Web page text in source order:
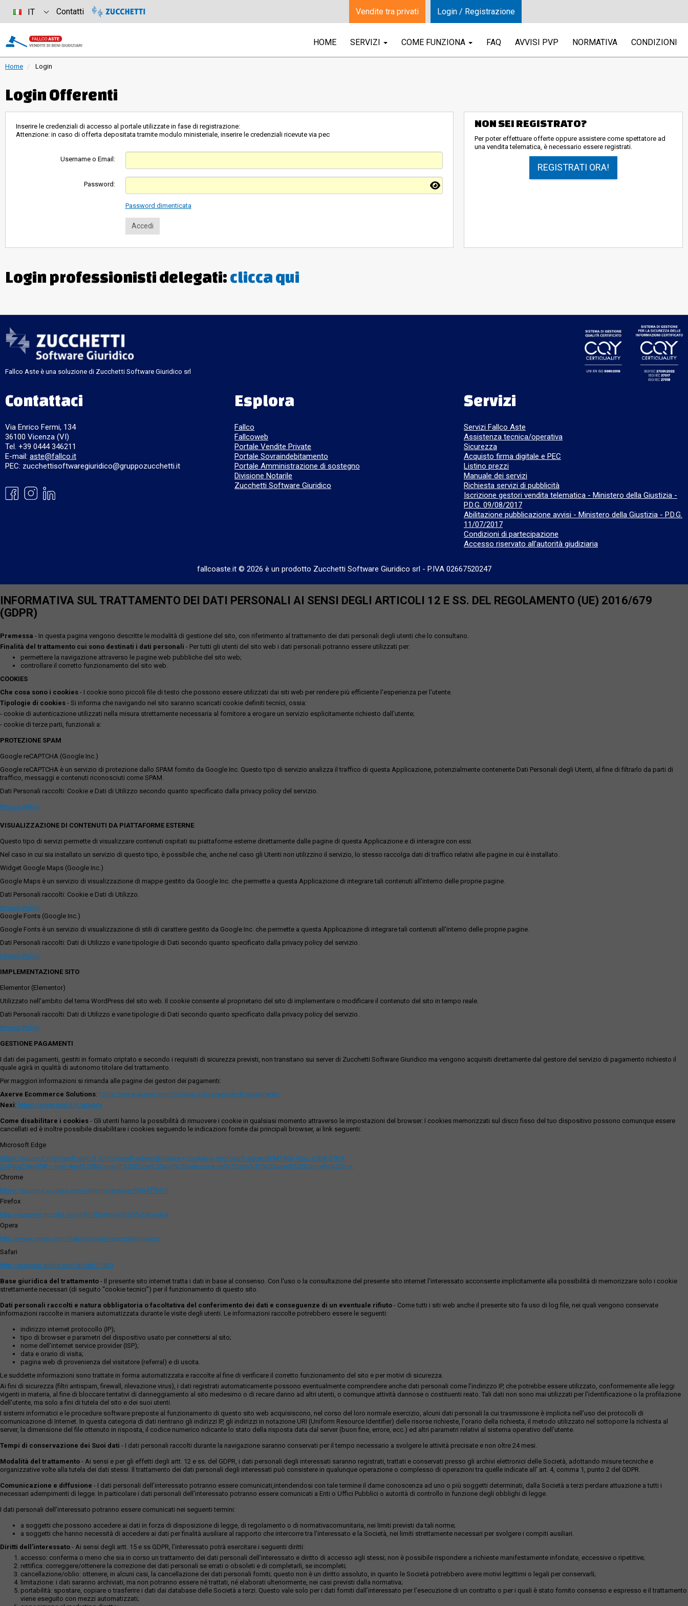
HOME SERVIZI COME FUNZIONA FAQ AVVISI PVP NORMATIVA CONDIZIONI
Home Login
Login Offerenti
Inserire le credenziali di accesso al portale utilizzate in fase di registrazione:
Attenzione: in caso di offerta depositata tramite modulo ministeriale, inserire le credenziali ricevute via pec
Username o Email:
Password:
Password dimenticata
NON SEI REGISTRATO?
Per poter effettuare offerte oppure assistere come spettatore ad
una vendita telematica, è necessario essere registrati.
REGISTRATI ORA!
Login professionisti delegati: clicca qui
Fallco Aste è una soluzione di Zucchetti Software Giuridico srl
Contattaci
Via Enrico Fermi, 134
36100 Vicenza (VI)
Tel. +39 0444 346211
E-mail: aste@fallco.it
PEC: zucchettisoftwaregiuridico@gruppozucchetti.it
Esplora
Fallco
Fallcoweb
Portale Vendite Private
Portale Sovraindebitamento
Portale Amministrazione di sostegno
Divisione Notarile
Zucchetti Software Giuridico
Servizi
Servizi Fallco Aste
Assistenza tecnica/operativa
Sicurezza
Acquisto firma digitale e PEC
Listino prezzi
Manuale dei servizi
Richiesta servizi di pubblicità
Iscrizione gestori vendita telematica - Ministero della Giustizia -
P.D.G. 09/08/2017
Abilitazione pubblicazione avvisi - Ministero della Giustizia - P.D.G.
11/07/2017
Condizioni di partecipazione
Accesso riservato all'autorità giudiziaria
fallcoaste.it © 2026 è un prodotto Zucchetti Software Giuridico srl - P.IVA 02667520247
IT Contatti Vendite tra privati Login / Registrazione
INFORMATIVA SUL TRATTAMENTO DEI DATI PERSONALI AI SENSI DEGLI ARTICOLI 12 E SS. DEL REGOLAMENTO (UE) 2016/679
(GDPR)
Premessa - In questa pagina vengono descritte le modalità di gestione del sito, con riferimento al trattamento dei dati personali degli utenti che lo consultano.
Finalità del trattamento cui sono destinati i dati personali - Per tutti gli utenti del sito web i dati personali potranno essere utilizzati per:
permettere la navigazione attraverso le pagine web pubbliche del sito web;
controllare il corretto funzionamento del sito web.
COOKIES
Che cosa sono i cookies - I cookie sono piccoli file di testo che possono essere utilizzati dai siti web per rendere più efficiente l'esperienza per l'utente.
Tipologie di cookies - Si informa che navigando nel sito saranno scaricati cookie definiti tecnici, ossia:
- cookie di autenticazione utilizzati nella misura strettamente necessaria al fornitore a erogare un servizio esplicitamente richiesto dall'utente;
- cookie di terze parti, funzionali a:
PROTEZIONE SPAM
Google reCAPTCHA (Google Inc.)
Google reCAPTCHA è un servizio di protezione dallo SPAM fornito da Google Inc. Questo tipo di servizio analizza il traffico di questa Applicazione, potenzialmente contenente Dati Personali degli Utenti, al fine di filtrarlo da parti di
traffico, messaggi e contenuti riconosciuti come SPAM.
Dati Personali raccolti: Cookie e Dati di Utilizzo secondo quanto specificato dalla privacy policy del servizio.
Privacy Policy
VISUALIZZAZIONE DI CONTENUTI DA PIATTAFORME ESTERNE
Questo tipo di servizi permette di visualizzare contenuti ospitati su piattaforme esterne direttamente dalle pagine di questa Applicazione e di interagire con essi.
Nel caso in cui sia installato un servizio di questo tipo, è possibile che, anche nel caso gli Utenti non utilizzino il servizio, lo stesso raccolga dati di traffico relativi alle pagine in cui è installato.
Widget Google Maps (Google Inc.)
Google Maps è un servizio di visualizzazione di mappe gestito da Google Inc. che permette a questa Applicazione di integrare tali contenuti all'interno delle proprie pagine.
Dati Personali raccolti: Cookie e Dati di Utilizzo.
Privacy Policy
Google Fonts (Google Inc.)
Google Fonts è un servizio di visualizzazione di stili di carattere gestito da Google Inc. che permette a questa Applicazione di integrare tali contenuti all'interno delle proprie pagine.
Dati Personali raccolti: Dati di Utilizzo e varie tipologie di Dati secondo quanto specificato dalla privacy policy del servizio.
Privacy Policy
IMPLEMENTAZIONE SITO
Elementor (Elementor)
Utilizzato nell'ambito del tema WordPress del sito web. Il cookie consente al proprietario del sito di implementare o modificare il contenuto del sito in tempo reale.
Dati Personali raccolti: Dati di Utilizzo e varie tipologie di Dati secondo quanto specificato dalla privacy policy del servizio.
Privacy Policy
GESTIONE PAGAMENTI
I dati dei pagamenti, gestiti in formato criptato e secondo i requisiti di sicurezza previsti, non transitano sui server di Zucchetti Software Giuridico ma vengono acquisiti direttamente dal gestore del servizio di pagamento richiesto il
quale agirà in qualità di autonomo titolare del trattamento.
Per maggiori informazioni si rimanda alle pagine dei gestori dei pagamenti:
Axerve Ecommerce Solutions: https://www.axerve.com/privacy-policy/servizi-di-pagamento
Nexi: https://www.nexi.it/it/privacy
Come disabilitare i cookies - Gli utenti hanno la possibilità di rimuovere i cookie in qualsiasi momento attraverso le impostazioni del browser. I cookies memorizzati sul disco fisso del tuo dispositivo possono comunque essere
cancellati ed è inoltre possibile disabilitare i cookies seguendo le indicazioni fornite dai principali browser, ai link seguenti:
Microsoft Edge
https://support.microsoft.com/it-it/microsoft-edge/eliminare-i-cookie-in-microsoft-edge-63947406-40ac-c3b8-57b9-
2a946a29ae09#:~:text=Apri%20Microsoft%20Edge%20and%20seleziona,del%20sito%2C%20quindi%20Cancella%20ora.
Chrome
https://support.google.com/chrome/answer/95647?hl=it
Firefox
http://support.mozilla.org/it/kb/Eliminare%20i%20cookie
Opera
http://www.opera.com/help/tutorials/security/privacy/
Safari
http://support.apple.com/kb/ph11920
Base giuridica del trattamento - Il presente sito internet tratta i dati in base al consenso. Con l'uso o la consultazione del presente sito internet l’interessato acconsente implicitamente alla possibilità di memorizzare solo i cookie
strettamente necessari (di seguito “cookie tecnici”) per il funzionamento di questo sito.
Dati personali raccolti e natura obbligatoria o facoltativa del conferimento dei dati e conseguenze di un eventuale rifiuto - Come tutti i siti web anche il presente sito fa uso di log file, nei quali vengono conservate
informazioni raccolte in maniera automatizzata durante le visite degli utenti. Le informazioni raccolte potrebbero essere le seguenti:
indirizzo internet protocollo (IP);
tipo di browser e parametri del dispositivo usato per connettersi al sito;
nome dell'internet service provider (ISP);
data e orario di visita;
pagina web di provenienza del visitatore (referral) e di uscita.
Le suddette informazioni sono trattate in forma automatizzata e raccolte al fine di verificare il corretto funzionamento del sito e per motivi di sicurezza.
Ai fini di sicurezza (filtri antispam, firewall, rilevazione virus), i dati registrati automaticamente possono eventualmente comprendere anche dati personali come l'indirizzo IP, che potrebbe essere utilizzato, conformemente alle leggi
vigenti in materia, al fine di bloccare tentativi di danneggiamento al sito medesimo o di recare danno ad altri utenti, o comunque attività dannose o costituenti reato. Tali dati non sono mai utilizzati per l'identificazione o la profilazione
dell'utente, ma solo a fini di tutela del sito e dei suoi utenti.
I sistemi informatici e le procedure software preposte al funzionamento di questo sito web acquisiscono, nel corso del loro normale esercizio, alcuni dati personali la cui trasmissione è implicita nell'uso dei protocolli di
comunicazione di Internet. In questa categoria di dati rientrano gli indirizzi IP, gli indirizzi in notazione URI (Uniform Resource Identifier) delle risorse richieste, l'orario della richiesta, il metodo utilizzato nel sottoporre la richiesta al
server, la dimensione del file ottenuto in risposta, il codice numerico ndicante lo stato della risposta data dal server (buon fine, errore, ecc.) ed altri parametri relativi al sistema operativo dell'utente.
Tempi di conservazione dei Suoi dati - I dati personali raccolti durante la navigazione saranno conservati per il tempo necessario a svolgere le attività precisate e non oltre 24 mesi.
Modalità del trattamento - Ai sensi e per gli effetti degli artt. 12 e ss. del GDPR, i dati personali degli interessati saranno registrati, trattati e conservati presso gli archivi elettronici delle Società, adottando misure tecniche e
organizzative volte alla tutela dei dati stessi. Il trattamento dei dati personali degli interessati può consistere in qualunque operazione o complesso di operazioni tra quelle indicate all' art. 4, comma 1, punto 2 del GDPR.
Comunicazione e diffusione - I dati personali dell’interessato potranno essere comunicati,intendendosi con tale termine il darne conoscenza ad uno o più soggetti determinati, dalla Società a terzi perdare attuazione a tutti i
necessari adempimenti di legge. In particolare i dati personali dell’interessato potranno essere comunicati a Enti o Uffici Pubblici o autorità di controllo in funzione degli obblighi di legge.
I dati personali dell’interessato potranno essere comunicati nei seguenti termini:
a soggetti che possono accedere ai dati in forza di disposizione di legge, di regolamento o di normativacomunitaria, nei limiti previsti da tali norme;
a soggetti che hanno necessità di accedere ai dati per finalità ausiliare al rapporto che intercorre tra l’interessato e la Società, nei limiti strettamente necessari per svolgere i compiti ausiliari.
Diritti dell’interessato - Ai sensi degli artt. 15 e ss GDPR, l’interessato potrà esercitare i seguenti diritti:
accesso: conferma o meno che sia in corso un trattamento dei dati personali dell’interessato e diritto di accesso agli stessi; non è possibile rispondere a richieste manifestamente infondate, eccessive o ripetitive;
rettifica: correggere/ottenere la correzione dei dati personali se errati o obsoleti e di completarli, se incompleti;
cancellazione/oblio: ottenere, in alcuni casi, la cancellazione dei dati personali forniti; questo non è un diritto assoluto, in quanto le Società potrebbero avere motivi legittimi o legali per conservarli;
limitazione: i dati saranno archiviati, ma non potranno essere né trattati, né elaborati ulteriormente, nei casi previsti dalla normativa;
portabilità: spostare, copiare o trasferire i dati dai database delle Società a terzi. Questo vale solo per i dati forniti dall’interessato per l’esecuzione di un contratto o per i quali è stato fornito consenso e espresso e il trattamento
viene eseguito con mezzi automatizzati;